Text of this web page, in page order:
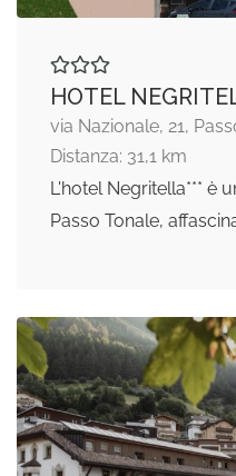
HOTEL
via Nazionale, 21,
Distanza: 31,1 km
L'hotel Negritella*** è
Passo Tonale,